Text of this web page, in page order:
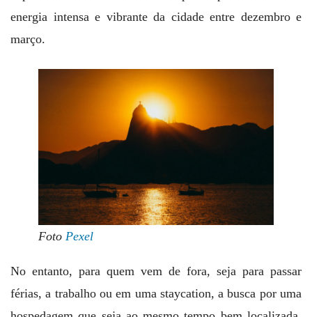
energia intensa e vibrante da cidade entre dezembro e
março.
Foto Pexel
No entanto, para quem vem de fora, seja para passar
férias, a trabalho ou em uma staycation, a busca por uma